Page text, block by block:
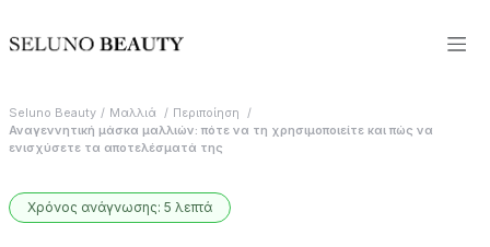
Seluno Beauty Μαλλιά
Περιποίηση
Αναγεννητική μάσκα μαλλιών: πότε να τη χρησιμοποιείτε και πώς να
ενισχύσετε τα αποτελέσματά της
Χρόνος ανάγνωσης: 5 λεπτά